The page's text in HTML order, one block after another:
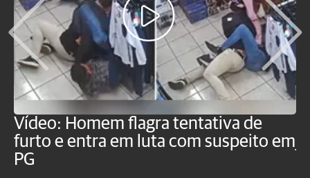
Vídeo: Homem flagra tentativa de
furto e entra em luta com suspeito em
PG